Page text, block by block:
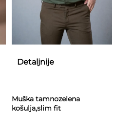
Detaljnije
Muška tamnozelena
košulja,slim fit